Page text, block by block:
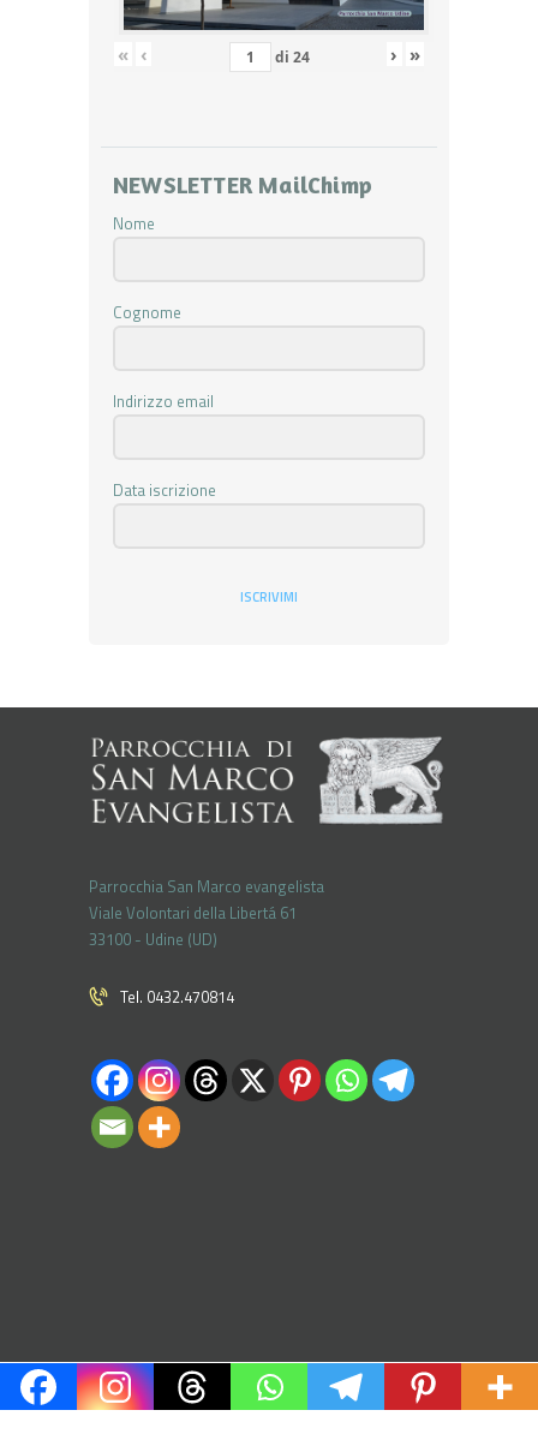
« ‹ di 24 › »
NEWSLETTER MailChimp
Nome
Cognome
Indirizzo email
Data iscrizione
ISCRIVIMI
Parrocchia San Marco evangelista
Viale Volontari della Libertá 61
33100 - Udine (UD)
Tel. 0432.470814